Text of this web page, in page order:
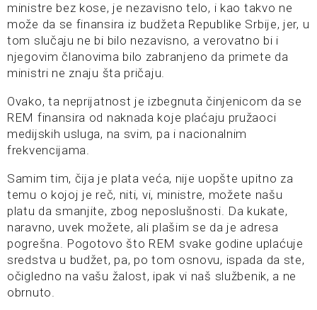
ministre bez kose, je nezavisno telo, i kao takvo ne
može da se finansira iz budžeta Republike Srbije, jer, u
tom slučaju ne bi bilo nezavisno, a verovatno bi i
njegovim članovima bilo zabranjeno da primete da
ministri ne znaju šta pričaju.
Ovako, ta neprijatnost je izbegnuta činjenicom da se
REM finansira od naknada koje plaćaju pružaoci
medijskih usluga, na svim, pa i nacionalnim
frekvencijama.
Samim tim, čija je plata veća, nije uopšte upitno za
temu o kojoj je reč, niti, vi, ministre, možete našu
platu da smanjite, zbog neposlušnosti. Da kukate,
naravno, uvek možete, ali plašim se da je adresa
pogrešna. Pogotovo što REM svake godine uplaćuje
sredstva u budžet, pa, po tom osnovu, ispada da ste,
očigledno na vašu žalost, ipak vi naš službenik, a ne
obrnuto.